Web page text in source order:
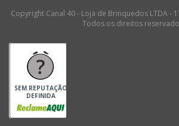
Copyright Canal 40 - Loja de Brinquedos LTDA -
Todos os direitos
SEM REPUTAÇÃO
DEFINIDA